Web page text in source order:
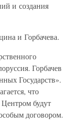
и создания
и Горбачева.
Горбачев
Государств».
что
будут
договором.